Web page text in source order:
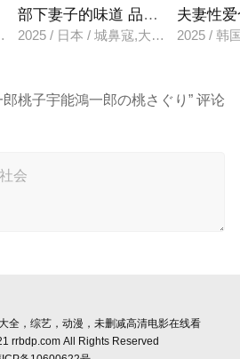
太
部下妻子的味道 品尝的上司
2025 / 日本 / 城鼻寇,大泽透,中山健二
夫妻性
2025 / 韩
郎桃子宇能鴻一郎の桃さぐり” 评论
全，综艺，动漫，未删减高清电影在线看
rrbdp.com All Rights Reserved